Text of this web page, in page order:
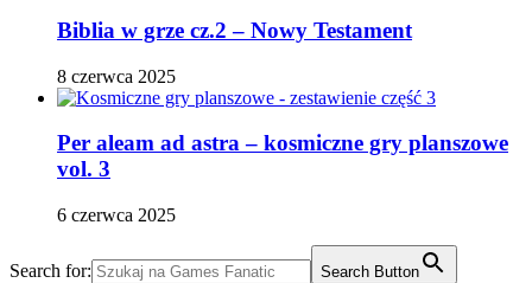
Biblia w grze cz.2 – Nowy Testament
8 czerwca 2025
Per aleam ad astra – kosmiczne gry planszowe
vol. 3
6 czerwca 2025
Search for:
Search Button